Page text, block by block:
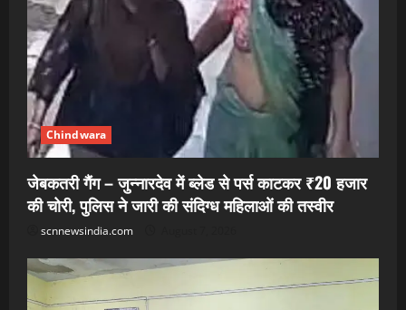
Chindwara
जेबकतरी गैंग – जुन्नारदेव में ब्लेड से पर्स काटकर ₹20 हजार
की चोरी, पुलिस ने जारी की संदिग्ध महिलाओं की तस्वीर
scnnewsindia.com